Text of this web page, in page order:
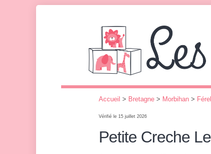
Accueil > Bretagne > Morbihan > Férel
Vérifié le 15 juillet 2026
Petite Creche